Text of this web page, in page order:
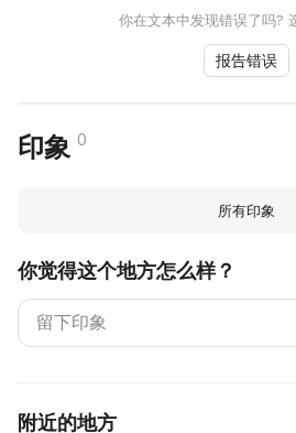
你在文本中发现错误了吗?
报告错误
印象 0
所有印象
你觉得这个地方怎么样？
附近的地方